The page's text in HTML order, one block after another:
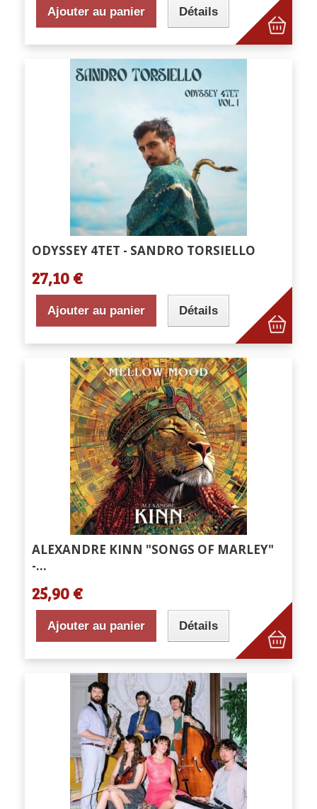
Ajouter au panier Détails
ODYSSEY 4TET - SANDRO TORSIELLO
27,10 €
Ajouter au panier Détails
ALEXANDRE KINN "SONGS OF MARLEY"
-...
25,90 €
Ajouter au panier Détails